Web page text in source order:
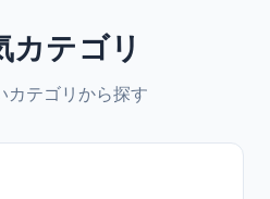
テゴリ
カテゴリから探す